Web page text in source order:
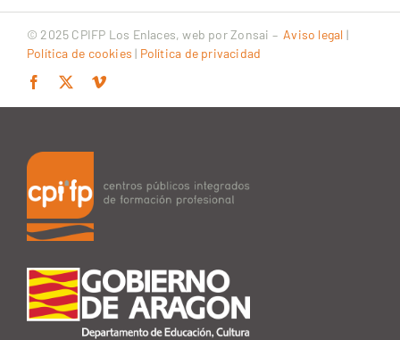
© 2025 CPIFP Los Enlaces, web porZonsai – Aviso legal |
Política de cookies | Política de privacidad